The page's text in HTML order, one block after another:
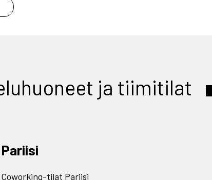
ja tiimitilat
Pariisi
Coworking-tilat Pariisi